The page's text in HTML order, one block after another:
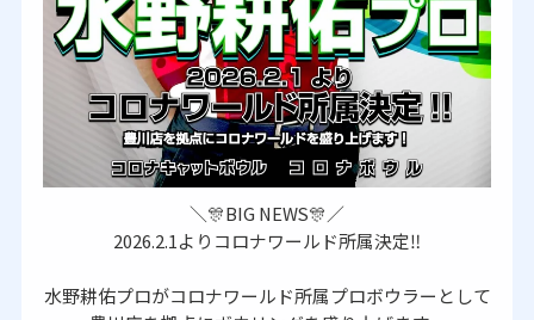
＼🎊BIG NEWS🎊／
2026.2.1よりコロナワールド所属決定‼
水野耕佑プロがコロナワールド所属プロボウラーとして